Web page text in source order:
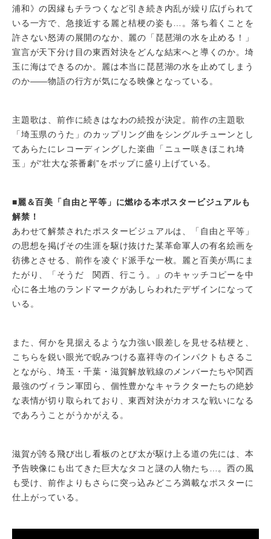
浦和》の因縁もチラつくなど引き続き内乱が繰り広げられて
いる一方で、急接近する麗と桔梗の姿も…。落ち着くことを
許さない怒涛の展開のなか、麗の「琵琶湖の水を止める！」
宣言が天下分け目の東西対決をどんな結末へと導くのか。埼
玉に海はできるのか。麗は本当に琵琶湖の水を止めてしまう
のか――物語の行方が気になる映像となっている。
主題歌は、前作に続きはなわの続投が決定。前作の主題歌
「埼玉県のうた」のカップリング曲をシングルチューンとし
てあらたにレコーディングした楽曲「ニュー咲きほこれ埼
玉」が“壮大な茶番劇”をポップに盛り上げている。
■麗＆百美「自由と平等」に燃ゆる本ポスタービジュアルも
解禁！
あわせて解禁されたポスタービジュアルは、「自由と平等」
の思想を掲げその生涯を駆け抜けた某革命軍人の有名絵画を
彷彿とさせる、前作を凌ぐド派手な一枚。麗と百美が馬にま
たがり、「そうだ 関西、行こう。」のキャッチコピーを中
心に各土地のランドマークがあしらわれたデザインになって
いる。
また、何かを見据えるような力強い眼差しを見せる桔梗と、
こちらを鋭い眼光で睨みつける嘉祥寺のインパクトもさるこ
とながら、埼玉・千葉・滋賀解放戦線のメンバーたちや関西
最強のヴィラン軍団ら、個性豊かなキャラクターたちの絶妙
な表情が切り取られており、東西対決がカオスな戦いになる
であろうことがうかがえる。
滋賀が誇る飛び出し看板のとび太が駆け上る道の先には、本
予告映像にも出てきた巨大なタコと謎の人物たち…。西の風
も受け、前作よりもさらに突っ込みどころ満載なポスターに
仕上がっている。